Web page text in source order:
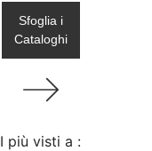
Sfoglia i
Cataloghi
I più visti a :